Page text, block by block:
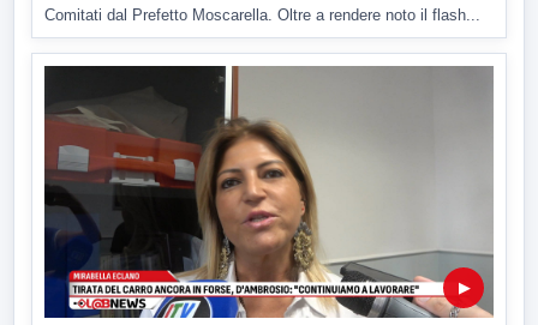
Comitati dal Prefetto Moscarella. Oltre a rendere noto il flash...
▶